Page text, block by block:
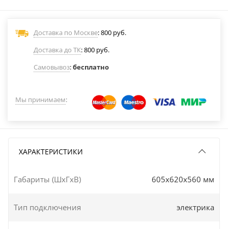
Доставка по Москве: 800 руб.
Доставка до ТК: 800 руб.
Самовывоз:бесплатно
Мы принимаем:
ХАРАКТЕРИСТИКИ
Габариты (ШxГxВ) 605x620x560 мм
Тип подключения электрика